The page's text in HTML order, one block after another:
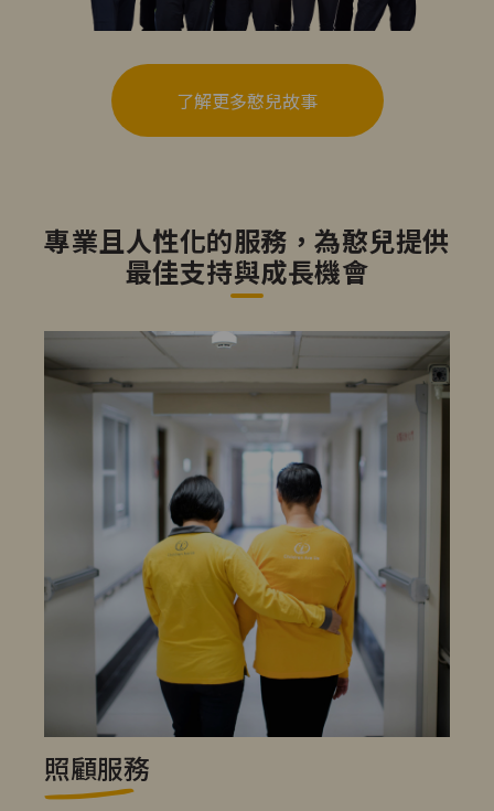
了解更多憨兒故事
專業且人性化的服務，為憨兒提供
最佳支持與成長機會
照顧服務